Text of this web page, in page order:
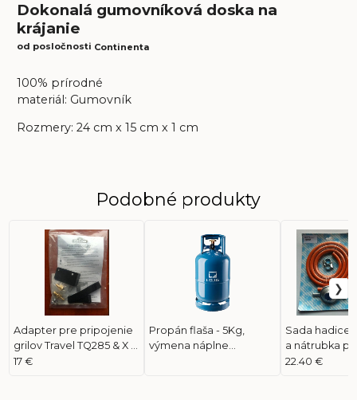
Dokonalá gumovníková doska na
krájanie
od posločnosti Continenta
100% prírodné
materiál: Gumovník
Rozmery: 24 cm x 15 cm x 1 cm
Podobné produkty
Adapter pre pripojenie
grilov Travel TQ285 & X k
plynovej flaši (66288)
17 €
Propán flaša - 5Kg,
výmena náplne
Sada hadice,
a nátrubka
pripojenie
22.40 €